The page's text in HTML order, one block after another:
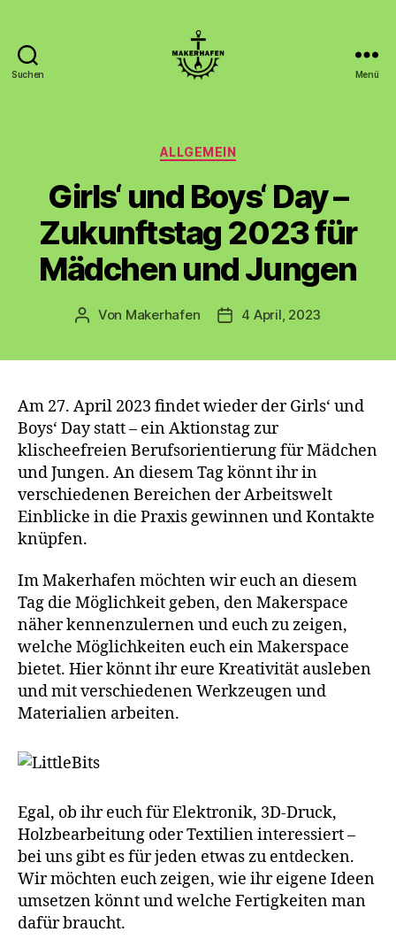
Suchen Menü
Kategorien
ALLGEMEIN
Girls‘ und Boys‘ Day –
Zukunftstag 2023 für
Mädchen und Jungen
Beitragsautor
Von Makerhafen Veröffentlichungsdatum
4 April, 2023
Am 27. April 2023 findet wieder der Girls‘ und
Boys‘ Day statt – ein Aktionstag zur
klischeefreien Berufsorientierung für Mädchen
und Jungen. An diesem Tag könnt ihr in
verschiedenen Bereichen der Arbeitswelt
Einblicke in die Praxis gewinnen und Kontakte
knüpfen.
Im Makerhafen möchten wir euch an diesem
Tag die Möglichkeit geben, den Makerspace
näher kennenzulernen und euch zu zeigen,
welche Möglichkeiten euch ein Makerspace
bietet. Hier könnt ihr eure Kreativität ausleben
und mit verschiedenen Werkzeugen und
Materialien arbeiten.
Egal, ob ihr euch für Elektronik, 3D-Druck,
Holzbearbeitung oder Textilien interessiert –
bei uns gibt es für jeden etwas zu entdecken.
Wir möchten euch zeigen, wie ihr eigene Ideen
umsetzen könnt und welche Fertigkeiten man
dafür braucht.